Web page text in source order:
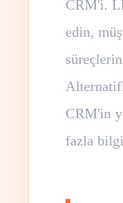
CRM'i.
edin,
CRM'in
fazla